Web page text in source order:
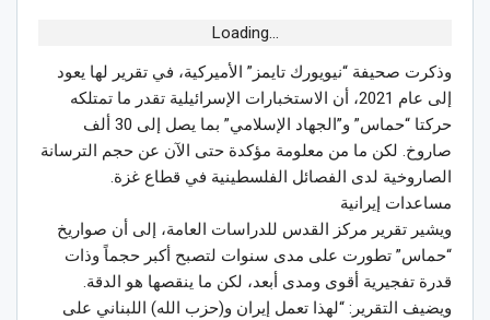
Loading...
وذكرت صحيفة “نيويورك تايمز” الأميركية، في تقرير لها يعود
إلى عام 2021، أن الاستخبارات الإسرائيلية تقدر ما تمتلكه
حركتا “حماس” و”الجهاد الإسلامي” بما يصل إلى 30 ألف
صاروخ. لكن ما من معلومة مؤكدة حتى الآن عن حجم الترسانة
الصاروخية لدى الفصائل الفلسطينية في قطاع غزة.
مساعدات إيرانية
ويشير تقرير مركز القدس للدراسات العامة، إلى أن صواريخ
“حماس” تطورت على مدى سنوات لتصبح أكبر حجماً وذات
قدرة تفجيرية أقوى ومدى أبعد، لكن ما ينقصها هو الدقة.
ويضيف التقرير: “لهذا تعمل إيران و(حزب الله) اللبناني على